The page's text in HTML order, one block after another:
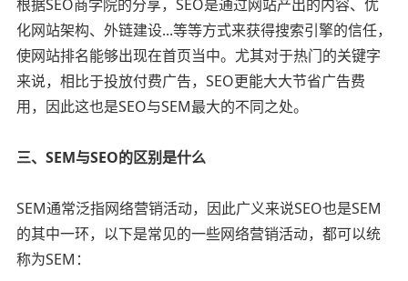
根据SEO商学院的分享，SEO是通过网站产出的内容、优
化网站架构、外链建设...等等方式来获得搜索引擎的信任，
使网站排名能够出现在首页当中。尤其对于热门的关键字
来说，相比于投放付费广告，SEO更能大大节省广告费
用，因此这也是SEO与SEM最大的不同之处。
三、SEM与SEO的区别是什么
SEM通常泛指网络营销活动，因此广义来说SEO也是SEM
的其中一环，以下是常见的一些网络营销活动，都可以统
称为SEM：